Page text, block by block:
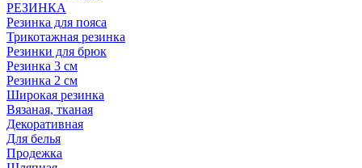
РЕЗИНКА
Резинка для пояса
Трикотажная резинка
Резинки для брюк
Резинка 3 см
Резинка 2 см
Широкая резинка
Вязаная, тканая
Декоративная
Для белья
Продежка